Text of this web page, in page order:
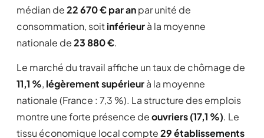
médian de22 670 € par anpar unité de
consommation, soitinférieurà la moyenne
nationale de23 880 €.
Le marché du travail affiche un taux de chômage de
11,1 %, légèrement supérieurà la moyenne
nationale (France : 7,3 %). La structure des emplois
montre une forte présence deouvriers (17,1 %). Le
tissu économique local compte29 établissements